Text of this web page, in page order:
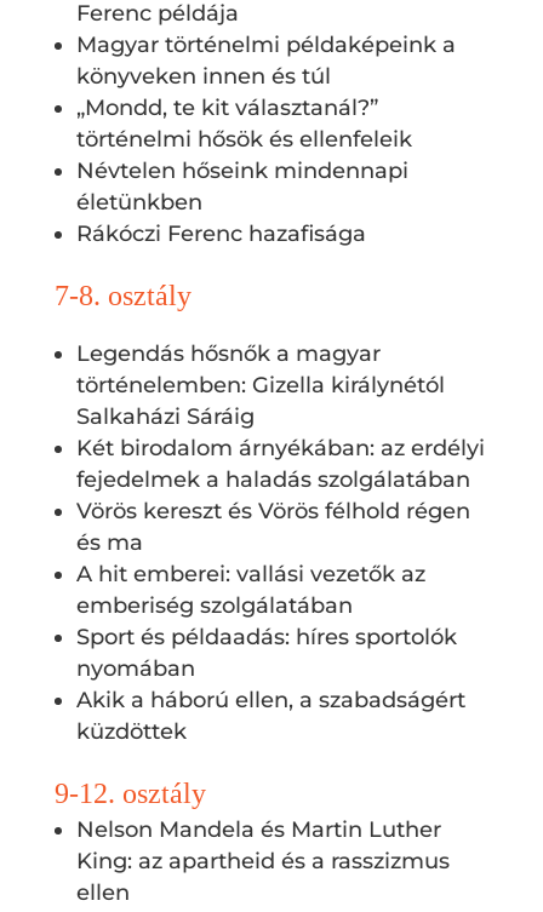
Ferenc példája
Magyar történelmi példaképeink a
könyveken innen és túl
„Mondd, te kit választanál?”
történelmi hősök és ellenfeleik
Névtelen hőseink mindennapi
életünkben
Rákóczi Ferenc hazafisága
7-8. osztály
Legendás hősnők a magyar
történelemben: Gizella királynétól
Salkaházi Sáráig
Két birodalom árnyékában: az erdélyi
fejedelmek a haladás szolgálatában
Vörös kereszt és Vörös félhold régen
és ma
A hit emberei: vallási vezetők az
emberiség szolgálatában
Sport és példaadás: híres sportolók
nyomában
Akik a háború ellen, a szabadságért
küzdöttek
9-12. osztály
Nelson Mandela és Martin Luther
King: az apartheid és a rasszizmus
ellen